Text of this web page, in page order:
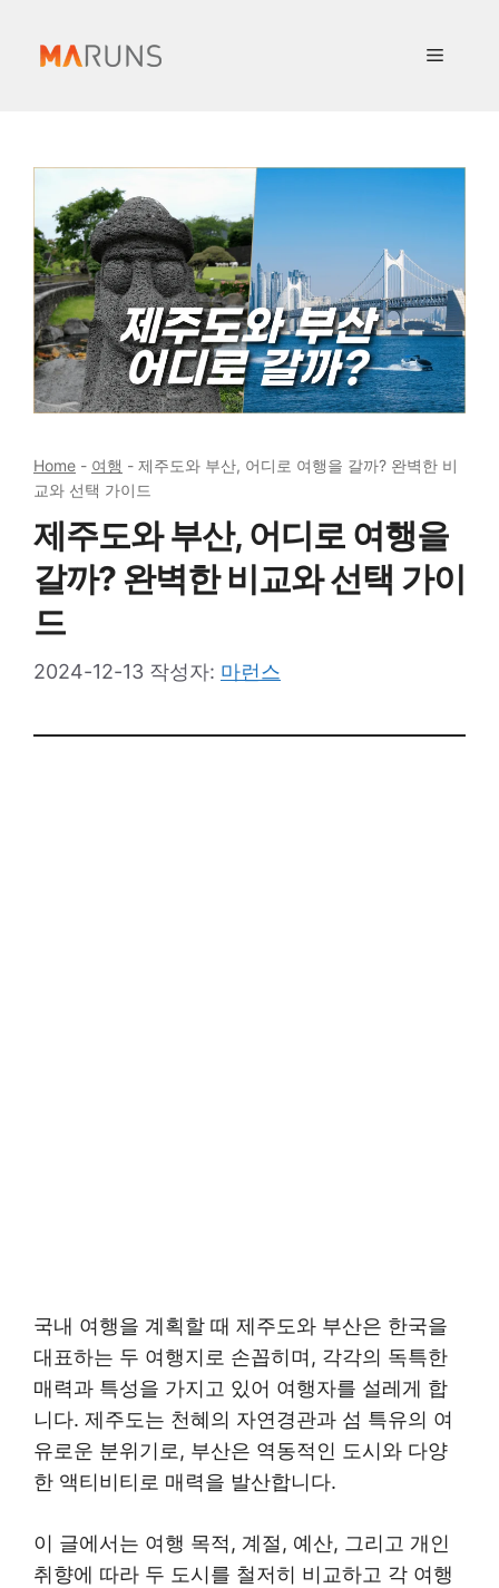
메
Home - 여행 - 제주도와 부산, 어디로 여행을 갈까? 완벽한 비
교와 선택 가이드
제주도와 부산, 어디로 여행을
갈까? 완벽한 비교와 선택 가이
드
2024-12-13 작성자: 마런스
국내 여행을 계획할 때 제주도와 부산은 한국을
대표하는 두 여행지로 손꼽히며, 각각의 독특한
매력과 특성을 가지고 있어 여행자를 설레게 합
니다. 제주도는 천혜의 자연경관과 섬 특유의 여
유로운 분위기로, 부산은 역동적인 도시와 다양
한 액티비티로 매력을 발산합니다.
이 글에서는 여행 목적, 계절, 예산, 그리고 개인
취향에 따라 두 도시를 철저히 비교하고 각 여행